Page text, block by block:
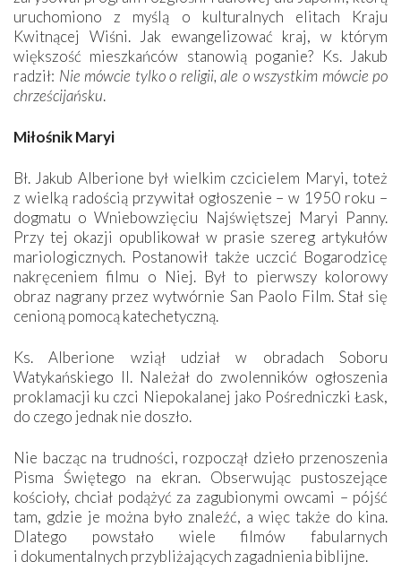
uruchomiono z myślą o kulturalnych elitach Kraju
Kwitnącej Wiśni. Jak ewangelizować kraj, w którym
większość mieszkańców stanowią poganie? Ks. Jakub
radził: Nie mówcie tylko o religii, ale o wszystkim mówcie po
chrześcijańsku.
Miłośnik Maryi
Bł. Jakub Alberione był wielkim czcicielem Maryi, toteż
z wielką radością przywitał ogłoszenie – w 1950 roku –
dogmatu o Wniebowzięciu Najświętszej Maryi Panny.
Przy tej okazji opublikował w prasie szereg artykułów
mariologicznych. Postanowił także uczcić Bogarodzicę
nakręceniem filmu o Niej. Był to pierwszy kolorowy
obraz nagrany przez wytwórnie San Paolo Film. Stał się
cenioną pomocą katechetyczną.
Ks. Alberione wziął udział w obradach Soboru
Watykańskiego II. Należał do zwolenników ogłoszenia
proklamacji ku czci Niepokalanej jako Pośredniczki Łask,
do czego jednak nie doszło.
Nie bacząc na trudności, rozpoczął dzieło przenoszenia
Pisma Świętego na ekran. Obserwując pustoszejące
kościoły, chciał podążyć za zagubionymi owcami – pójść
tam, gdzie je można było znaleźć, a więc także do kina.
Dlatego powstało wiele filmów fabularnych
i dokumentalnych przybliżających zagadnienia biblijne.